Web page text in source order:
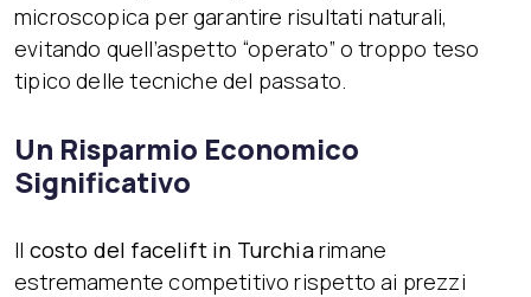
microscopica per garantire risultati naturali,
evitando quell’aspetto “operato” o troppo teso
tipico delle tecniche del passato.
Un Risparmio Economico
Significativo
Il costo del facelift in Turchiarimane
estremamente competitivo rispetto ai prezzi